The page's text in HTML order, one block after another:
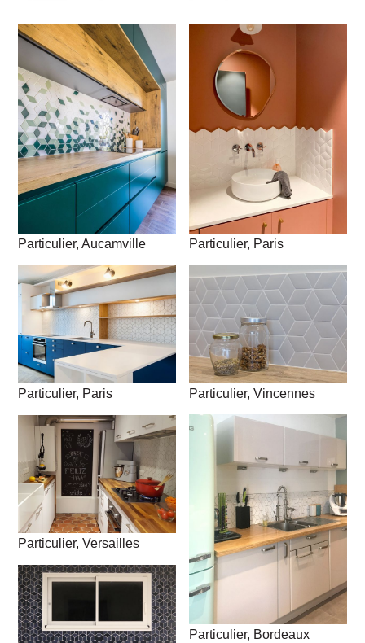
Particulier, Aucamville Particulier, Paris
Particulier, Vincennes
Particulier, Paris
Particulier, Bordeaux
Particulier, Versailles